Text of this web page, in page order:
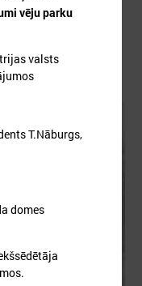
apsaimniekošanas
vēju parku
valsts
T.Nāburgs,
domes